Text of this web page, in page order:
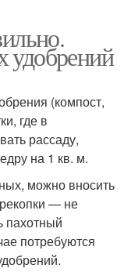
удобрений
(компост,
где в
рассаду,
на 1 кв. м.
можно вносить
— не
пахотный
потребуются